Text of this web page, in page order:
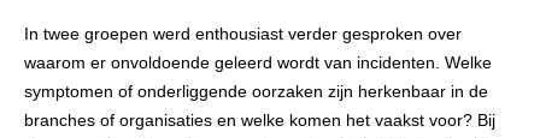
In twee groepen werd enthousiast verder gesproken over
waarom er onvoldoende geleerd wordt van incidenten. Welke
symptomen of onderliggende oorzaken zijn herkenbaar in de
branches of organisaties en welke komen het vaakst voor? Bij